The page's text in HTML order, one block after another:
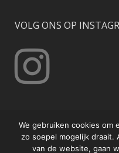
VOLG ONS OP
We gebruiken cookies om
zo soepel mogelijk draait.
van de website, gaan